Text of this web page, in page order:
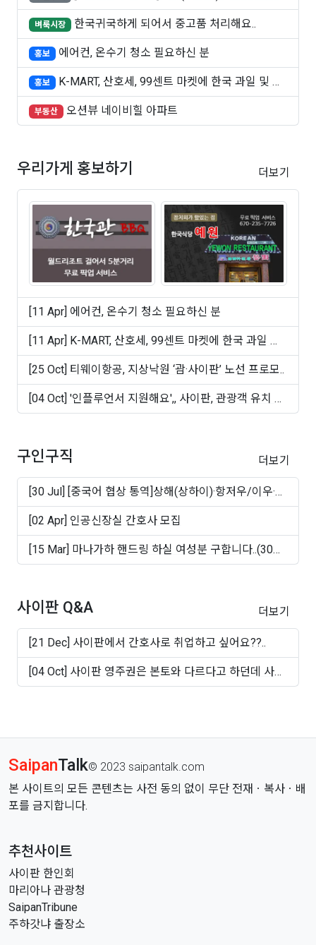
쑤..
벼룩시장 한국귀국하게 되어서 중고품 처리해요..
홍보 에어컨, 온수기 청소 필요하신 분
홍보
K-MART, 산호세, 99센트 마켓에 한국 과일 및 빵
..
부동산 오션뷰 네이비힐 아파트
우리가게 홍보하기 더보기
[11 Apr] 에어컨, 온수기 청소 필요하신 분
[11 Apr] K-MART, 산호세, 99센트 마켓에 한국 과일 및
빵 ..
[25 Oct] 티웨이항공, 지상낙원 ‘괌·사이판’ 노선 프로모..
[04 Oct] '인플루언서 지원해요',, 사이판, 관광객 유치 마
케..
구인구직 더보기
[30 Jul] [중국어 협상 통역]상해(상하이)·항저우/이우·
쑤..
[02 Apr] 인공신장실 간호사 모집
[15 Mar] 마나가하 핸드링 하실 여성분 구합니다..(30대
~50십..
사이판 Q&A 더보기
[21 Dec] 사이판에서 간호사로 취업하고 싶어요??..
[04 Oct] 사이판 영주권은 본토와 다르다고 하던데 사실
인가..
SaipanTalk© 2023 saipantalk.com
본 사이트의 모든 콘텐츠는 사전 동의 없이 무단 전재ㆍ복사ㆍ배
포를 금지합니다.
추천사이트
사이판 한인회
마리아나 관광청
SaipanTribune
주하갓냐 출장소